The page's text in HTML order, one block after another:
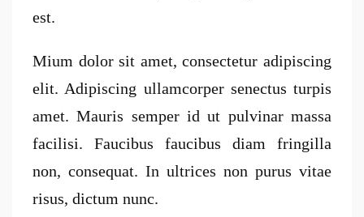
est.
Mium dolor sit amet, consectetur adipiscing
elit. Adipiscing ullamcorper senectus turpis
amet. Mauris semper id ut pulvinar massa
facilisi. Faucibus faucibus diam fringilla
non, consequat. In ultrices non purus vitae
risus, dictum nunc.